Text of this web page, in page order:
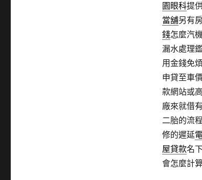
園眼科提
當舖另有
錢怎麼汽
漏水處理
用金錢免
申貸至車
款網站或
廠來就借
二胎的流程
修的遲延
屋貸款名
會怎麼計